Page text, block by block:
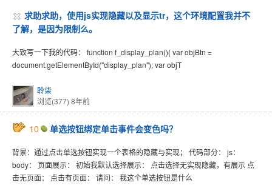
求助求助，使用js实现隐藏以及显示tr，这个环境配置我并不
了解，是因为限制么。
大致写一下我的代码： function f_display_plan(){ var objBtn =
document.getElementById("display_plan"); var objT
聆柒
浏览(377) 8年前
10 单选按钮绑定单击事件会变色吗？
背景：通过点击单选按钮实现一个表格的隐藏与实现； 代码部分： js：
body： 页面展示： 初始我默认选择展示： 点击选择无实现隐藏，有展示 点
击无页面： 点击有页面： 请问： 我这个单选按钮是什么